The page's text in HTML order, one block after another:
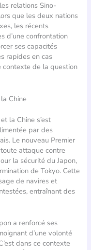
relations Sino-
que les deux nations
les récents
d’une confrontation
ses capacités
rapides en cas
contexte de la question
Chine
la Chine s’est
par des
Le nouveau Premier
attaque contre
la sécurité du Japon,
de Tokyo. Cette
de navires et
entraînant des
a renforcé ses
d’une volonté
dans ce contexte